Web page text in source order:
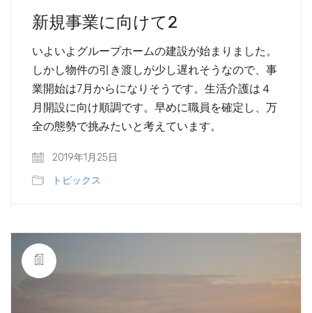
新規事業に向けて2
いよいよグループホームの建設が始まりました。
しかし物件の引き渡しが少し遅れそうなので、事
業開始は7月からになりそうです。生活介護は４
月開設に向け順調です。早めに職員を確定し、万
全の態勢で挑みたいと考えています。
2019年1月25日
トピックス